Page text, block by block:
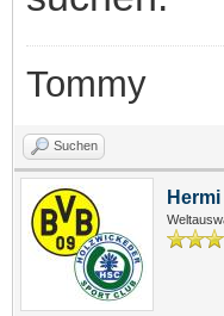
Tommy
Suchen
Hermi